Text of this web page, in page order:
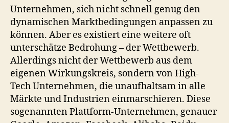
Unternehmen, sich nicht schnell genug den
dynamischen Marktbedingungen anpassen zu
können. Aber es existiert eine weitere oft
unterschätze Bedrohung – der Wettbewerb.
Allerdings nicht der Wettbewerb aus dem
eigenen Wirkungskreis, sondern von High-
Tech Unternehmen, die unaufhaltsam in alle
Märkte und Industrien einmarschieren. Diese
sogenannten Plattform-Unternehmen, genauer